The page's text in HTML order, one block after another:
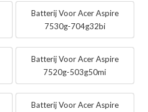
Batterij Voor Acer Aspire
7530g-704g32bi
Batterij Voor Acer Aspire
7520g-503g50mi
Batterij Voor Acer Aspire